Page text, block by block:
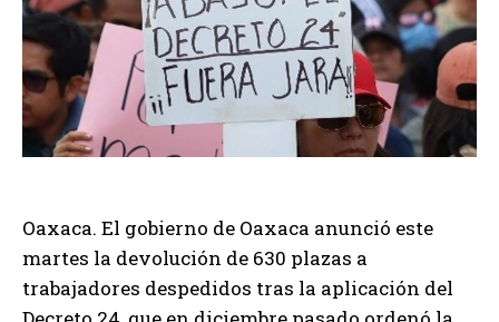
Oaxaca. El gobierno de Oaxaca anunció este
martes la devolución de 630 plazas a
trabajadores despedidos tras la aplicación del